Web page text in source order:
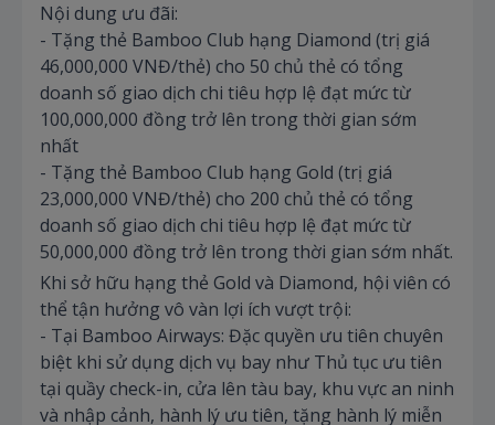
Nội dung ưu đãi:
- Tặng thẻ Bamboo Club hạng Diamond (trị giá
46,000,000 VNĐ/thẻ) cho 50 chủ thẻ có tổng
doanh số giao dịch chi tiêu hợp lệ đạt mức từ
100,000,000 đồng trở lên trong thời gian sớm
nhất
- Tặng thẻ Bamboo Club hạng Gold (trị giá
23,000,000 VNĐ/thẻ) cho 200 chủ thẻ có tổng
doanh số giao dịch chi tiêu hợp lệ đạt mức từ
50,000,000 đồng trở lên trong thời gian sớm nhất.
Khi sở hữu hạng thẻ Gold và Diamond, hội viên có
thể tận hưởng vô vàn lợi ích vượt trội:
- Tại Bamboo Airways: Đặc quyền ưu tiên chuyên
biệt khi sử dụng dịch vụ bay như Thủ tục ưu tiên
tại quầy check-in, cửa lên tàu bay, khu vực an ninh
và nhập cảnh, hành lý ưu tiên, tặng hành lý miễn